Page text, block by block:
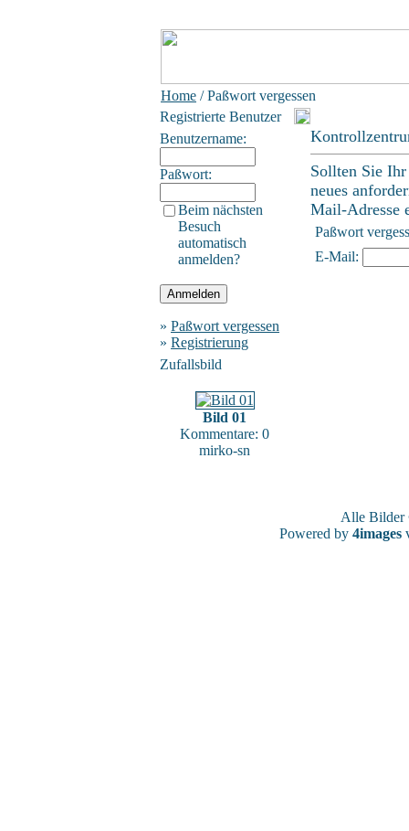
Home / Paßwort vergessen
Registrierte Benutzer
Benutzername:
Paßwort:
Beim nächsten
Besuch
automatisch
anmelden?
» Paßwort vergessen
» Registrierung
Zufallsbild
Bild 01
Kommentare: 0
mirko-sn
Sollten Sie
neues
Mail-Adresse
Paßwort
E-Mail:
Alle
Powered by 4images